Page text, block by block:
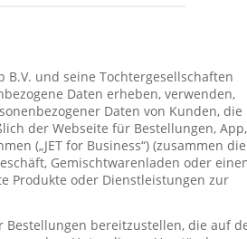
B.V. und seine Tochtergesellschaften
Daten erheben, verwenden,
Daten von Kunden, die
der Webseite für Bestellungen, App,
(„JET for Business“) (zusammen die
Gemischtwarenladen oder
Produkte oder Dienstleistungen zur
bereitzustellen, die auf